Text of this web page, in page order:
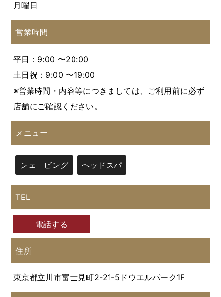
月曜日
営業時間
平日：9:00 〜20:00
土日祝：9:00 〜19:00
※営業時間・内容等につきましては、ご利用前に必ず
店舗にご確認ください。
メニュー
シェービング ヘッドスパ
TEL
電話する
住所
東京都立川市富士見町2-21-5ドウエルパーク1F